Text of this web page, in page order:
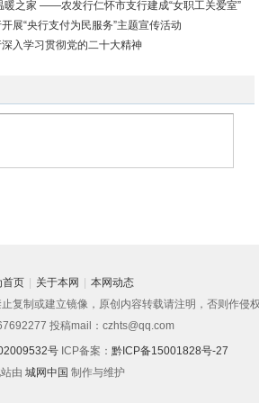
暖之家 ——农发行仁怀市支行建成“女职工关爱室”
展“央行支付为民服务”主题宣传活动
入学习贯彻党的二十大精神
首页 关于本网
本网动态
复制或建立镜像，原创内容转载请注明，否则作侵
投稿mail：czhts@qq.com
号ICP备案： 黔ICP备15001828号-27
由 城网中国 制作与维护